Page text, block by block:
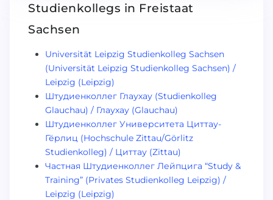
Studienkollegs in Freistaat
Sachsen
Universität Leipzig Studienkolleg Sachsen
(Universität Leipzig Studienkolleg Sachsen) /
Leipzig (Leipzig)
Штудиенколлег Глаухау (Studienkolleg
Glauchau) / Глаухау (Glauchau)
Штудиенколлег Университета Циттау-
Гёрлиц (Hochschule Zittau/Görlitz
Studienkolleg) / Циттау (Zittau)
Частная Штудиенколлег Лейпцига “Study &
Training” (Privates Studienkolleg Leipzig) /
Leipzig (Leipzig)